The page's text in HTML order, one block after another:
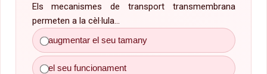
Els mecanismes de transport transmembrana
permeten a la cèl·lula...
augmentar el seu tamany
el seu funcionament
totes són correctes